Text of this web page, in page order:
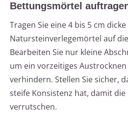
Bettungsmörtel
Tragen Sie eine 4 bis 5 cm
Natursteinverlegemörtel auf
Bearbeiten Sie nur kleine
um ein vorzeitiges
verhindern. Stellen Sie sicher,
steife Konsistenz hat, damit
verrutschen.